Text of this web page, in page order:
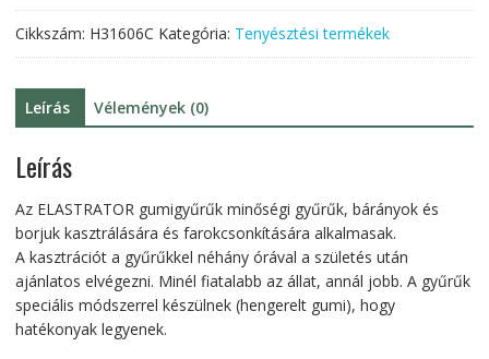
mennyiség
Cikkszám: H31606C Kategória: Tenyésztési termékek
Leírás Vélemények (0)
Leírás
Az ELASTRATOR gumigyűrűk minőségi gyűrűk, bárányok és
borjuk kasztrálására és farokcsonkítására alkalmasak.
A kasztrációt a gyűrűkkel néhány órával a születés után
ajánlatos elvégezni. Minél fiatalabb az állat, annál jobb. A gyűrűk
speciális módszerrel készülnek (hengerelt gumi), hogy
hatékonyak legyenek.